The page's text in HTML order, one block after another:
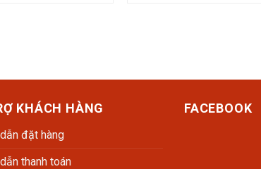
KHÁCH HÀNG
đặt hàng
thanh toán
FACEBOOK